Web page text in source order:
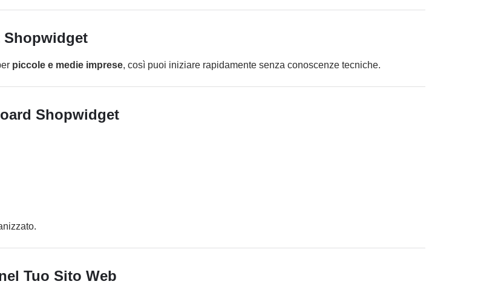
Shopwidget
piccole e medie imprese, così puoi iniziare rapidamente senza conoscenze tecniche.
Shopwidget
Tuo Sito Web